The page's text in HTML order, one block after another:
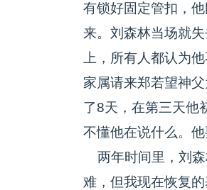
有锁好固定管扣，
来。刘森林当场就
上，所有人都认为
家属请来郑若望神
了8天，在第三天他
不懂他在说什么。
两年时间里，刘森
难，但我现在恢复